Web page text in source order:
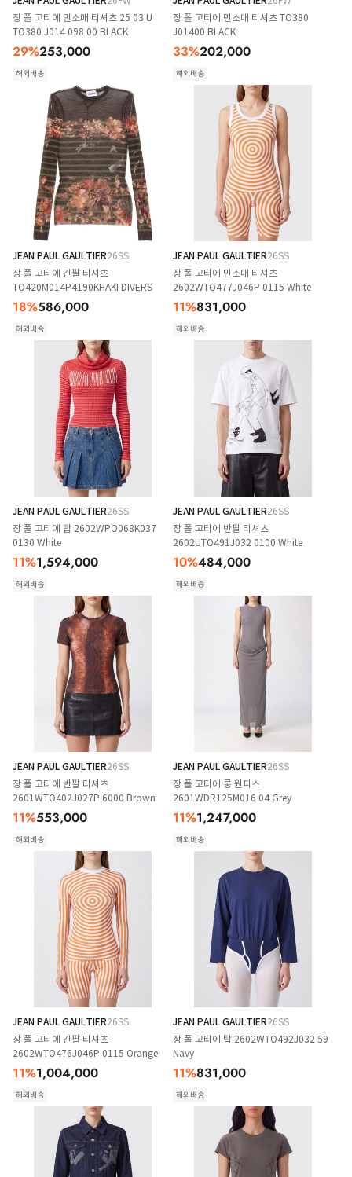
장 폴 고티에 민소매 티셔츠 25 03 U
TO380 J014 098 00 BLACK
29%253,000
해외배송
장 폴 고티에 민소매 티셔츠 TO380
J01400 BLACK
33%202,000
해외배송
JEAN PAUL GAULTIER26SS
장 폴 고티에 긴팔 티셔츠
TO420M014P4190KHAKI DIVERS
18%586,000
해외배송
JEAN PAUL GAULTIER26SS
장 폴 고티에 민소매 티셔츠
2602WTO477J046P 0115 White
11%831,000
해외배송
JEAN PAUL GAULTIER26SS
장 폴 고티에 탑 2602WPO068K037
0130 White
11%1,594,000
해외배송
JEAN PAUL GAULTIER26SS
장 폴 고티에 반팔 티셔츠
2602UTO491J032 0100 White
10%484,000
해외배송
JEAN PAUL GAULTIER26SS
장 폴 고티에 반팔 티셔츠
2601WTO402J027P 6000 Brown
11%553,000
해외배송
JEAN PAUL GAULTIER26SS
장 폴 고티에 롱 원피스
2601WDR125M016 04 Grey
11%1,247,000
해외배송
JEAN PAUL GAULTIER26SS
장 폴 고티에 긴팔 티셔츠
2602WTO476J046P 0115 Orange
11%1,004,000
해외배송
JEAN PAUL GAULTIER26SS
장 폴 고티에 탑 2602WTO492J032 59
Navy
11%831,000
해외배송